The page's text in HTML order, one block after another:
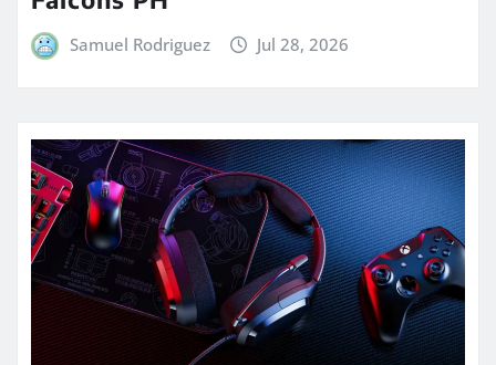
Samuel Rodriguez Jul 28, 2026